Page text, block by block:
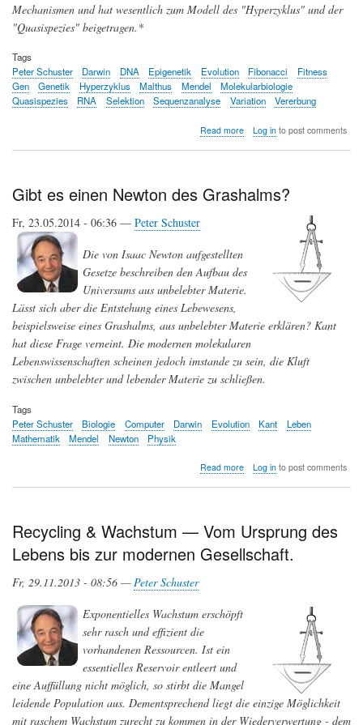
Mechanismen und hat wesentlich zum Modell des "Hyperzyklus" und der
"Quasispezies" beigetragen.*
Tags
Peter Schuster
Darwin DNA Epigenetik Evolution Fibonacci
Fitness
Gen
Genetik Hyperzyklus Malthus Mendel
Molekularbiologie
Quasispezies
RNA Selektion Sequenzanalyse Variation Vererbung
Read moreabout
und
Log into post comments
Gibt es einen Newton des Grashalms?
Fr, 23.05.2014 - 06:36 — Peter Schuster
Die von Isaac Newton aufgestellten
Gesetze beschreiben den Aufbau des
Universums aus unbelebter Materie.
Lässt sich aber die Entstehung eines Lebewesens,
beispielsweise eines Grashalms, aus unbelebter Materie erklären? Kant
hat diese Frage verneint. Die modernen molekularen
Lebenswissenschaften scheinen jedoch imstande zu sein, die Kluft
zwischen unbelebter und lebender Materie zu schließen.
Tags
Peter Schuster
Biologie Computer Darwin Evolution Kant
Leben
Mathematik
Mendel Newton Physik
Read moreabout
des
Grashalms?
Log into post comments
Recycling & Wachstum — Vom Ursprung des
Lebens bis zur modernen Gesellschaft.
Fr, 29.11.2013 - 08:56 —Peter Schuster
Exponentielles Wachstum erschöpft
sehr rasch und effizient die
vorhandenen Ressourcen. Ist ein
essentielles Reservoir entleert und
eine Auffüllung nicht möglich, so stirbt die Mangel
leidende Population aus. Dementsprechend liegt die einzige Möglichkeit
mit raschem Wachstum zurecht zu kommen in der Wiederverwertung - dem